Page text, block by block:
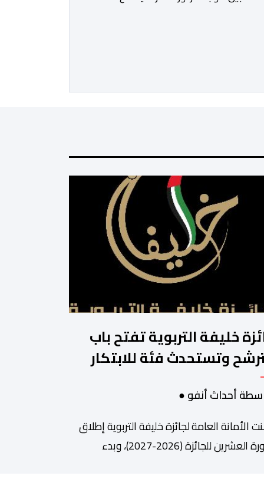
“برتقالي”، أنه من المرتقب تسجيل موجة
خليفة التربوية تفتح باب
وتستحدث فئة للابتكار
الاصطناعي
أحداث أنفو ●
الأمانة العامة لجائزة خليفة التربوية إطلاق
الدورة العشرين للجائزة (2026-2027)، وبدء